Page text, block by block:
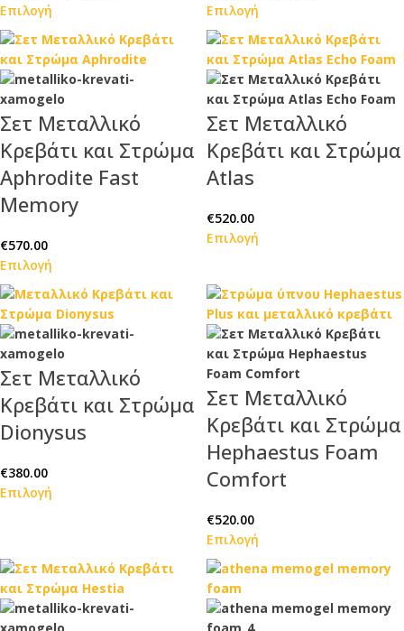
Επιλογή Επιλογή
Σετ Μεταλλικό
Κρεβάτι και Στρώμα
Aphrodite Fast
Memory
€570.00
Επιλογή
Σετ Μεταλλικό
Κρεβάτι και Στρώμα
Atlas
€520.00
Επιλογή
Σετ Μεταλλικό
Κρεβάτι και Στρώμα
Dionysus
€380.00
Επιλογή
Σετ Μεταλλικό
Κρεβάτι και Στρώμα
Hephaestus Foam
Comfort
€520.00
Επιλογή